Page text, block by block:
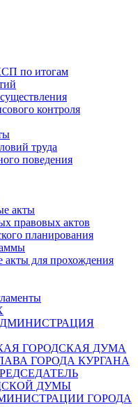
по итогам
контроля
труда
поведения
акты
правовых актов
планирования
для прохождения
ГОРОДСКАЯ ДУМА
ГОРОДА КУРГАНА
ДУМЫ
ГОРОДА